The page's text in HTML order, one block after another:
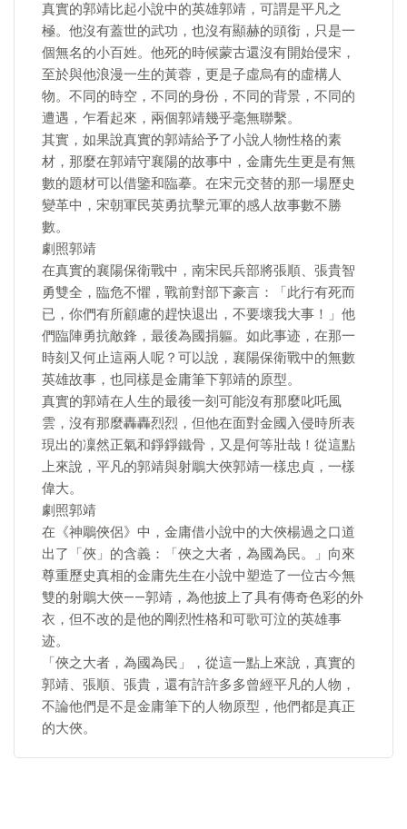
真實的郭靖比起小說中的英雄郭靖，可謂是平凡之
極。他沒有蓋世的武功，也沒有顯赫的頭銜，只是一
個無名的小百姓。他死的時候蒙古還沒有開始侵宋，
至於與他浪漫一生的黃蓉，更是子虛烏有的虛構人
物。不同的時空，不同的身份，不同的背景，不同的
遭遇，乍看起來，兩個郭靖幾乎毫無聯繫。
其實，如果說真實的郭靖給予了小說人物性格的素
材，那麼在郭靖守襄陽的故事中，金庸先生更是有無
數的題材可以借鑒和臨摹。在宋元交替的那一場歷史
變革中，宋朝軍民英勇抗擊元軍的感人故事數不勝
數。
劇照郭靖
在真實的襄陽保衛戰中，南宋民兵部將張順、張貴智
勇雙全，臨危不懼，戰前對部下豪言：「此行有死而
已，你們有所顧慮的趕快退出，不要壞我大事！」他
們臨陣勇抗敵鋒，最後為國捐軀。如此事迹，在那一
時刻又何止這兩人呢？可以說，襄陽保衛戰中的無數
英雄故事，也同樣是金庸筆下郭靖的原型。
真實的郭靖在人生的最後一刻可能沒有那麼叱吒風
雲，沒有那麼轟轟烈烈，但他在面對金國入侵時所表
現出的凜然正氣和錚錚鐵骨，又是何等壯哉！從這點
上來說，平凡的郭靖與射鵰大俠郭靖一樣忠貞，一樣
偉大。
劇照郭靖
在《神鵰俠侶》中，金庸借小說中的大俠楊過之口道
出了「俠」的含義：「俠之大者，為國為民。」向來
尊重歷史真相的金庸先生在小說中塑造了一位古今無
雙的射鵰大俠——郭靖，為他披上了具有傳奇色彩的外
衣，但不改的是他的剛烈性格和可歌可泣的英雄事
迹。
「俠之大者，為國為民」，從這一點上來說，真實的
郭靖、張順、張貴，還有許許多多曾經平凡的人物，
不論他們是不是金庸筆下的人物原型，他們都是真正
的大俠。